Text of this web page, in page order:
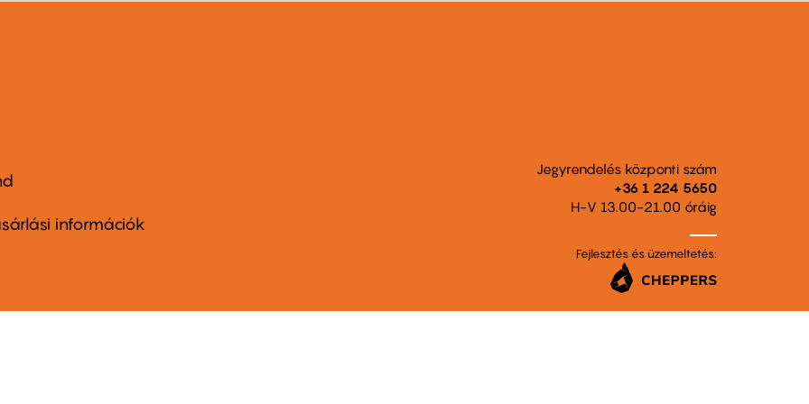
információk
Jegyrendelés központi szám
+36 1 224 5650
H-V 13.00-21.00 óráig
Fejlesztés és üzemeltetés: